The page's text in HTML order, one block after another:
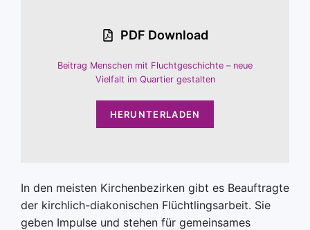
PDF Download
Beitrag Menschen mit Fluchtgeschichte – neue
Vielfalt im Quartier gestalten
HERUNTERLADEN
In den meisten Kirchenbezirken gibt es Beauftragte
der kirchlich-diakonischen Flüchtlingsarbeit. Sie
geben Impulse und stehen für gemeinsames